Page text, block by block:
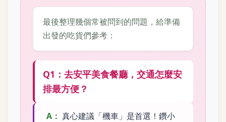
最後整理幾個常被問到的問題，給準備
出發的吃貨們參考：
Q1：去安平美食餐廳，交通怎麼安
排最方便？
A： 真心建議「機車」是首選！鑽小